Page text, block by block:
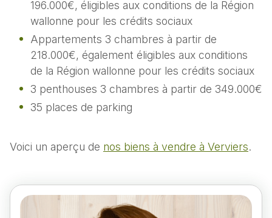
196.000€, éligibles aux conditions de la Région
wallonne pour les crédits sociaux
Appartements 3 chambres à partir de
218.000€, également éligibles aux conditions
de la Région wallonne pour les crédits sociaux
3 penthouses 3 chambres à partir de 349.000€
35 places de parking
Voici un aperçu de nos biens à vendre à Verviers.